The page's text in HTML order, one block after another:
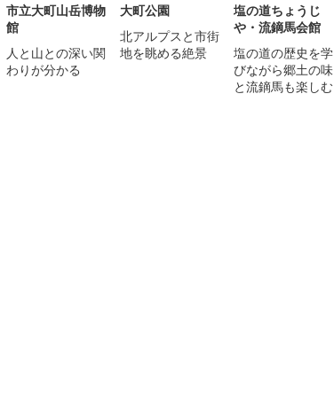
市立大町山岳博物
館
人と山との深い関
わりが分かる
大町公園
北アルプスと市街
地を眺める絶景
塩の道ちょうじ
や・流鏑馬会館
塩の道の歴史を学
びながら郷土の味
と流鏑馬も楽しむ